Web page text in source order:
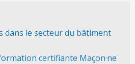
dans le secteur du bâtiment
certifiante Maçon·ne